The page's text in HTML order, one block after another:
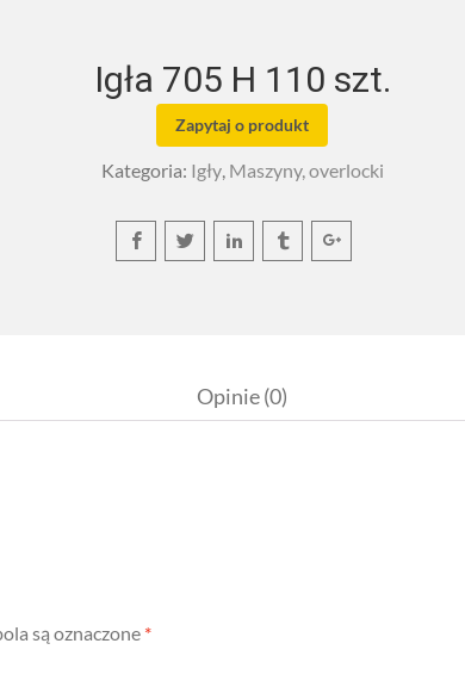
Igła 705 H 110 szt.
Zapytaj o produkt
Kategoria: Igły, Maszyny, overlocki
Opinie (0)
są oznaczone *